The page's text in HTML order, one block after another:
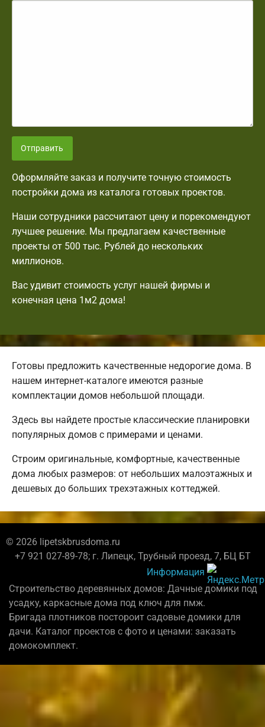
Отправить
Оформляйте заказ и получите точную стоимость
постройки дома из каталога готовых проектов.
Наши сотрудники рассчитают цену и порекомендуют
лучшее решение. Мы предлагаем качественные
проекты от 500 тыс. Рублей до нескольких
миллионов.
Вас удивит стоимость услуг нашей фирмы и
конечная цена 1м2 дома!
Готовы предложить качественные недорогие дома. В
нашем интернет-каталоге имеются разные
комплектации домов небольшой площади.
Здесь вы найдете простые классические планировки
популярных домов с примерами и ценами.
Строим оригинальные, комфортные, качественные
дома любых размеров: от небольших малоэтажных и
дешевых до больших трехэтажных коттеджей.
© 2026 lipetskbrusdoma.ru
+7 921 027-89-78; г. Липецк, Трубный проезд, 7, БЦ БТ
Информация
Строительство деревянных домов: Дачные домики под
усадку, каркасные дома под ключ для пмж.
Бригада плотников постороит садовые домики для
дачи. Каталог проектов с фото и ценами: заказать
домокомплект.